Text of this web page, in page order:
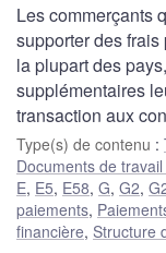
Les commerçants
supporter des
la plupart des
supplémentaires
transaction aux
Type(s) de contenu :
Documents de
E, E5, E58, G, G2,
paiements,
financière, Structure